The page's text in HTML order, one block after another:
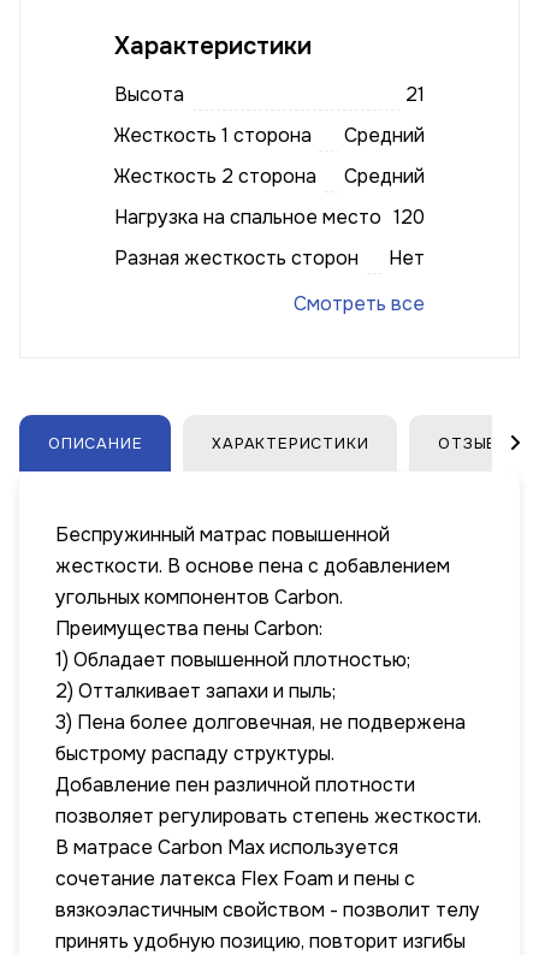
Характеристики
Высота
21
Жесткость 1 сторона
Средний
Жесткость 2 сторона
Средний
Нагрузка на спальное место 120
Разная жесткость сторон
Нет
Смотреть все
ОПИСАНИЕ ХАРАКТЕРИСТИКИ ОТЗЫВЫ
Беспружинный матрас повышенной
жесткости. В основе пена с добавлением
угольных компонентов Carbon.
Преимущества пены Carbon:
1) Обладает повышенной плотностью;
2) Отталкивает запахи и пыль;
3) Пена более долговечная, не подвержена
быстрому распаду структуры.
Добавление пен различной плотности
позволяет регулировать степень жесткости.
В матрасе Carbon Max используется
сочетание латекса Flex Foam и пены с
вязкоэластичным свойством - позволит телу
принять удобную позицию, повторит изгибы